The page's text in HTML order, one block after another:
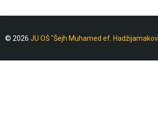
© 2026 JU OŠ "Šejh Muhamed ef.